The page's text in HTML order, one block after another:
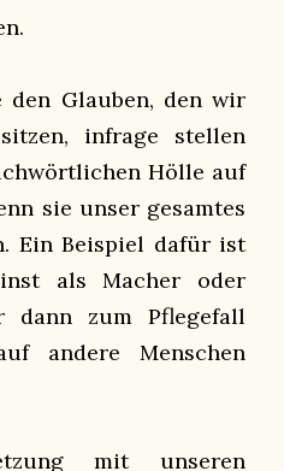
den Glauben, den wir
infrage stellen
Hölle auf
sie unser gesamtes
Ein Beispiel dafür ist
als Macher oder
dann zum Pflegefall
andere Menschen
mit unseren